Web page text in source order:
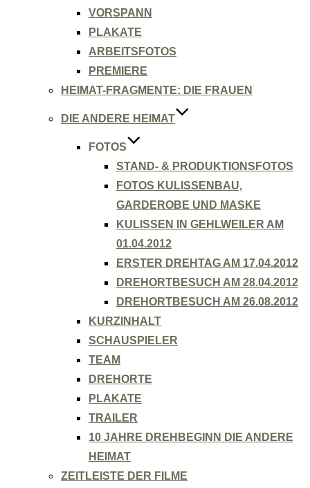
VORSPANN
PLAKATE
ARBEITSFOTOS
PREMIERE
HEIMAT-FRAGMENTE: DIE FRAUEN
DIE ANDERE HEIMAT
FOTOS
STAND- & PRODUKTIONSFOTOS
FOTOS KULISSENBAU,
GARDEROBE UND MASKE
KULISSEN IN GEHLWEILER AM
01.04.2012
ERSTER DREHTAG AM 17.04.2012
DREHORTBESUCH AM 28.04.2012
DREHORTBESUCH AM 26.08.2012
KURZINHALT
SCHAUSPIELER
TEAM
DREHORTE
PLAKATE
TRAILER
10 JAHRE DREHBEGINN DIE ANDERE
HEIMAT
ZEITLEISTE DER FILME